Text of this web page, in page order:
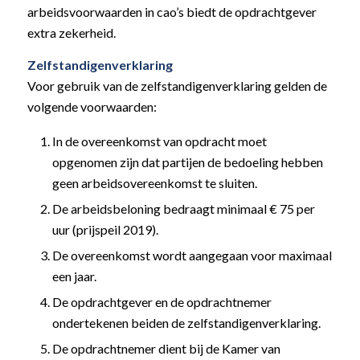
arbeidsvoorwaarden in cao’s biedt de opdrachtgever
extra zekerheid.
Zelfstandigenverklaring
Voor gebruik van de zelfstandigenverklaring gelden de
volgende voorwaarden:
In de overeenkomst van opdracht moet
opgenomen zijn dat partijen de bedoeling hebben
geen arbeidsovereenkomst te sluiten.
De arbeidsbeloning bedraagt minimaal € 75 per
uur (prijspeil 2019).
De overeenkomst wordt aangegaan voor maximaal
een jaar.
De opdrachtgever en de opdrachtnemer
ondertekenen beiden de zelfstandigenverklaring.
De opdrachtnemer dient bij de Kamer van